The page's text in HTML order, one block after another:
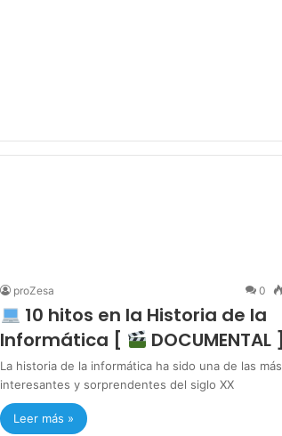
proZesa 0
10 hitos en la Historia de la
Informática [
DOCUMENTAL ]
La historia de la informática ha sido una de las más
interesantes y sorprendentes del siglo XX
Leer más »